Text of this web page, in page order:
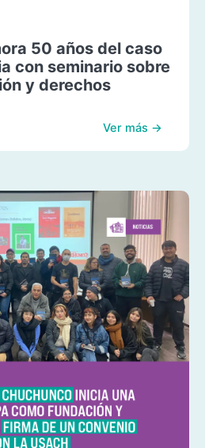
50 años del caso
con seminario sobre
y derechos
Ver más →